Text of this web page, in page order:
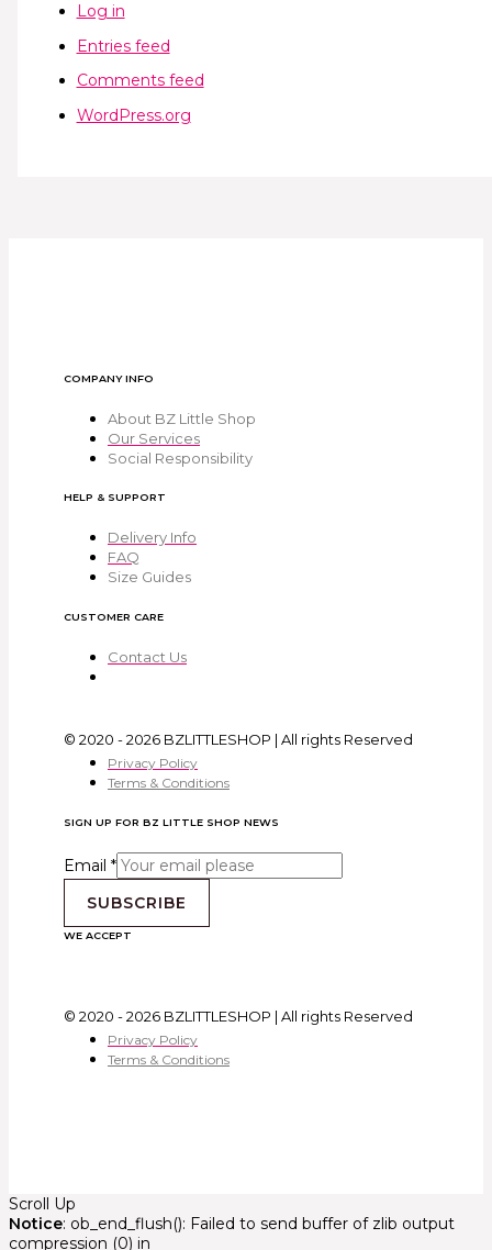
Log in
Entries feed
Comments feed
WordPress.org
COMPANY INFO
About BZ Little Shop
Our Services
Social Responsibility
HELP & SUPPORT
Delivery Info
FAQ
Size Guides
CUSTOMER CARE
Contact Us
© 2020 - 2026 BZLITTLESHOP | All rights Reserved
Privacy Policy
Terms & Conditions
SIGN UP FOR BZ LITTLE SHOP NEWS
Email *
SUBSCRIBE
WE ACCEPT
© 2020 - 2026 BZLITTLESHOP | All rights Reserved
Privacy Policy
Terms & Conditions
Scroll Up
Notice: ob_end_flush(): Failed to send buffer of zlib output
compression (0) in